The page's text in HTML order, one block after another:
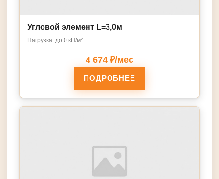
Угловой элемент L=3,0м
Нагрузка: до 0 кН/м²
4 674 ₽/мес
ПОДРОБНЕЕ